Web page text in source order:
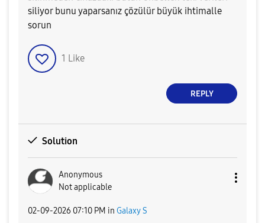
siliyor bunu yaparsanız çözülür büyük ihtimalle
sorun
1 Like
REPLY
Solution
Anonymous
Not applicable
‎02-09-2026 07:10 PM in Galaxy S